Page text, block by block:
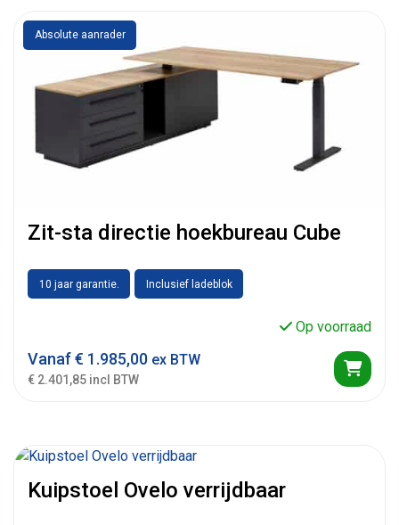
Absolute aanrader
Zit-sta directie hoekbureau Cube
10 jaar garantie. Inclusief ladeblok
Op voorraad
Vanaf€ 1.985,00 ex BTW
€ 2.401,85 incl BTW
Kuipstoel Ovelo verrijdbaar